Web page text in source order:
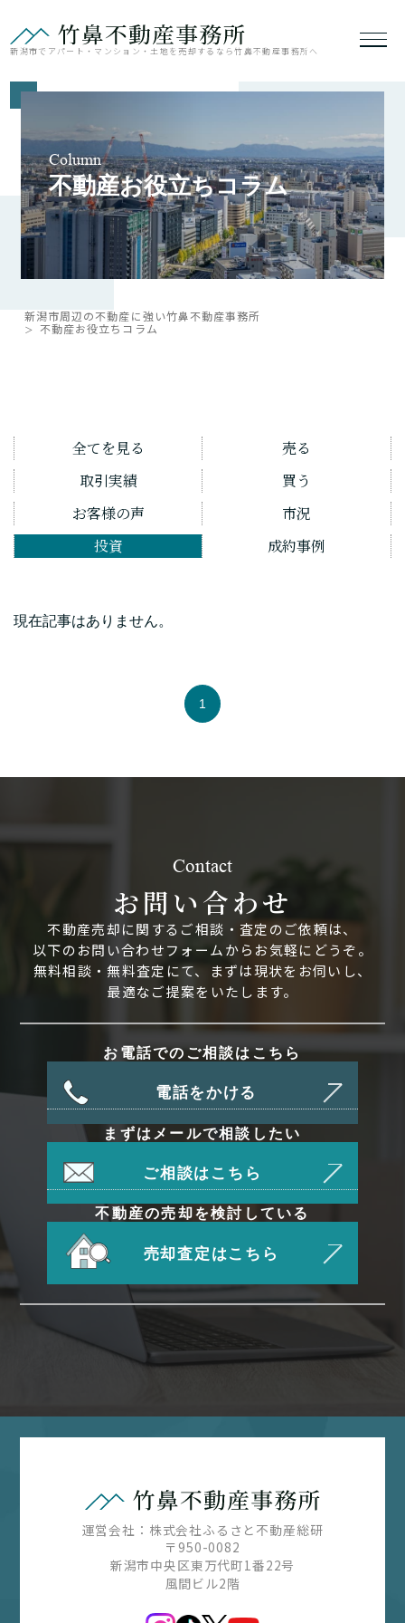
新潟市でアパート・マンション・土地を売却するなら竹鼻不動産事務所へ
Column
不動産お役立ちコラム
新潟市周辺の不動産に強い竹鼻不動産事務所
不動産お役立ちコラム
全てを見る
売る
取引実績
買う
お客様の声
市況
投資
成約事例
現在記事はありません。
1
Contact
お問い合わせ
不動産売却に関するご相談・査定のご依頼は、
以下のお問い合わせフォームからお気軽にどうぞ。
無料相談・無料査定にて、まずは現状をお伺いし、
最適なご提案をいたします。
お電話でのご相談はこちら
電話をかける
まずはメールで相談したい
ご相談はこちら
不動産の売却を検討している
売却査定はこちら
運営会社：株式会社ふるさと不動産総研
〒950-0082
新潟市中央区東万代町1番22号
風間ビル2階